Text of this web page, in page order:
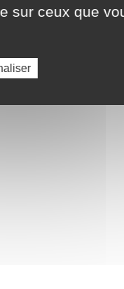
sur ceux que